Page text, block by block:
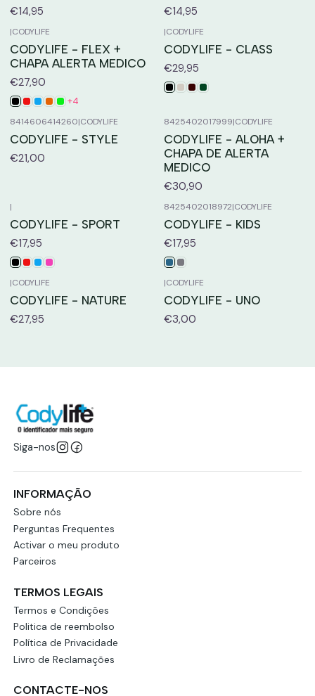
€14,95
€14,95
|CODYLIFE
CODYLIFE - FLEX +
CHAPA ALERTA MEDICO
€27,90
+4
|CODYLIFE
CODYLIFE - CLASS
€29,95
8414606414260|CODYLIFE
CODYLIFE - STYLE
€21,00
8425402017999|CODYLIFE
CODYLIFE - ALOHA +
CHAPA DE ALERTA
MEDICO
€30,90
|
CODYLIFE - SPORT
€17,95
8425402018972|CODYLIFE
CODYLIFE - KIDS
€17,95
|CODYLIFE
CODYLIFE - NATURE
€27,95
|CODYLIFE
CODYLIFE - UNO
€3,00
Siga-nos
INFORMAÇÃO
Sobre nós
Perguntas Frequentes
Activar o meu produto
Parceiros
TERMOS LEGAIS
Termos e Condições
Politica de reembolso
Política de Privacidade
Livro de Reclamações
CONTACTE-NOS